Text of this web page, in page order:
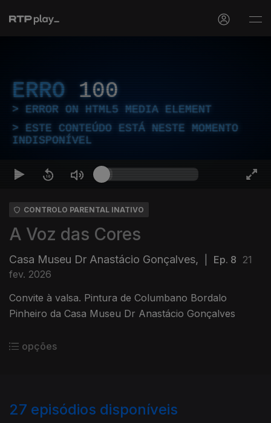
ERRO 100
ERROR ON HTML5 MEDIA ELEMENT
ESTE CONTEÚDO ESTÁ NESTE MOMENTO
INDISPONÍVEL
CONTROLO PARENTAL INATIVO
A Voz das Cores
Casa Museu Dr Anastácio Gonçalves, Ep. 8 21
fev. 2026
Convite à valsa. Pintura de Columbano Bordalo
Pinheiro da Casa Museu Dr Anastácio Gonçalves
opções
27 episódios disponíveis